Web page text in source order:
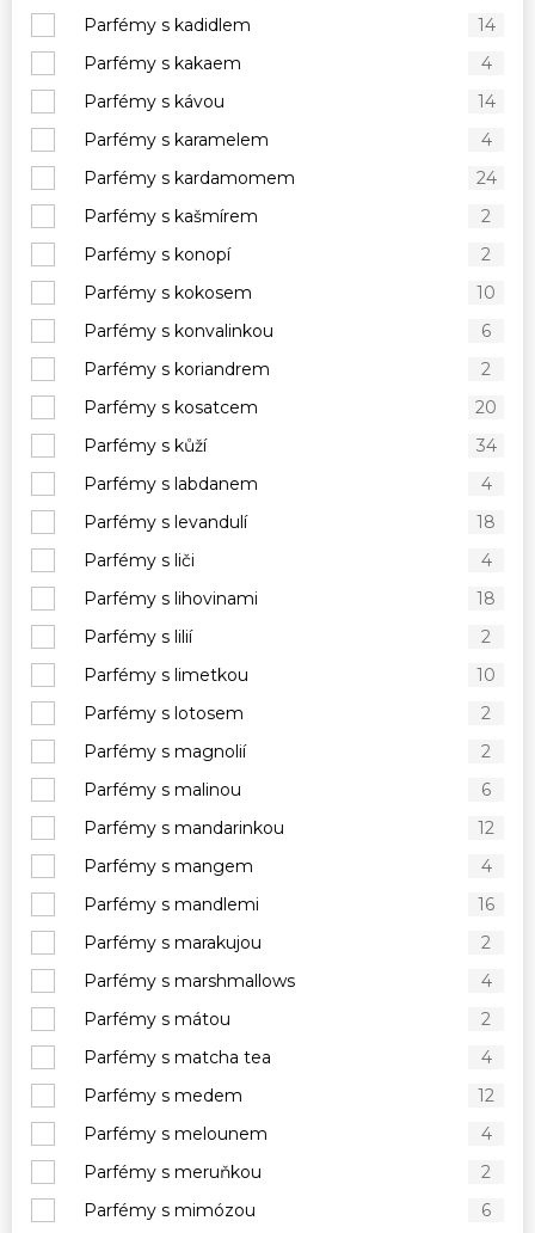
Parfémy s kadidlem
14
Parfémy s kakaem
4
Parfémy s kávou
14
Parfémy s karamelem
4
Parfémy s kardamomem
24
Parfémy s kašmírem
2
Parfémy s konopí
2
Parfémy s kokosem
10
Parfémy s konvalinkou
6
Parfémy s koriandrem
2
Parfémy s kosatcem
20
Parfémy s kůží
34
Parfémy s labdanem
4
Parfémy s levandulí
18
Parfémy s liči
4
Parfémy s lihovinami
18
Parfémy s lilií
2
Parfémy s limetkou
10
Parfémy s lotosem
2
Parfémy s magnolií
2
Parfémy s malinou
6
Parfémy s mandarinkou
12
Parfémy s mangem
4
Parfémy s mandlemi
16
Parfémy s marakujou
2
Parfémy s marshmallows
4
Parfémy s mátou
2
Parfémy s matcha tea
4
Parfémy s medem
12
Parfémy s melounem
4
Parfémy s meruňkou
2
Parfémy s mimózou
6